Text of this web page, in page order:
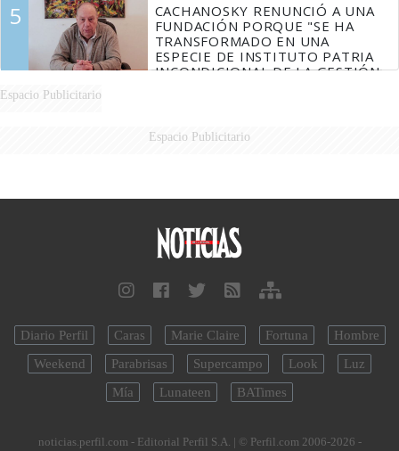
5
CACHANOSKY RENUNCIÓ A UNA
FUNDACIÓN PORQUE "SE HA
TRANSFORMADO EN UNA
ESPECIE DE INSTITUTO PATRIA
INCONDICIONAL DE LA GESTIÓN
Espacio Publicitario
Espacio Publicitario
Diario Perfil Caras Marie Claire Fortuna
Hombre
Weekend
Parabrisas Supercampo Look
Luz
Mía
Lunateen BATimes
noticias.perfil.com - Editorial Perfil S.A. | © Perfil.com 2006-2026 -